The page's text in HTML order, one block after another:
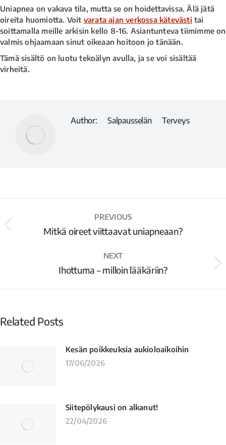
Uniapnea on vakava tila, mutta se on hoidettavissa. Älä jätä
oireita huomiotta. Voit varata ajan verkossa kätevästitai
soittamalla meille arkisin kello 8-16. Asiantunteva tiimimme on
valmis ohjaamaan sinut oikeaan hoitoon jo tänään.
Tämä sisältö on luotu tekoälyn avulla, ja se voi sisältää
virheitä.
Author: Salpausselän Terveys
PREVIOUS
Mitkä oireet viittaavat uniapneaan?
NEXT
Ihottuma – milloin lääkäriin?
Related Posts
Kesän poikkeuksia aukioloaikoihin
17/06/2026
Siitepölykausi on alkanut!
22/04/2026